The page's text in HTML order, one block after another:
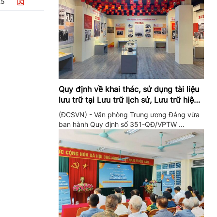
Quy định về khai thác, sử dụng tài liệu
lưu trữ tại Lưu trữ lịch sử, Lưu trữ hiện
hành của Trung ương Đảng và Văn
phòng Trung ương Đảng
(ĐCSVN) - Văn phòng Trung ương Đảng vừa
ban hành Quy định số 351-QĐ/VPTW ...